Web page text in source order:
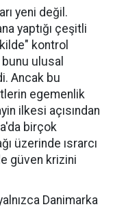
yeni değil.
yaptığı çeşitli
kontrol
ulusal
Ancak bu
egemenlik
ilkesi açısından
birçok
üzerinde ısrarcı
güven krizini
Danimarka